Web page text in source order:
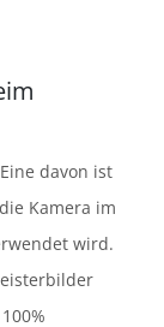
davon ist
Kamera im
wird.